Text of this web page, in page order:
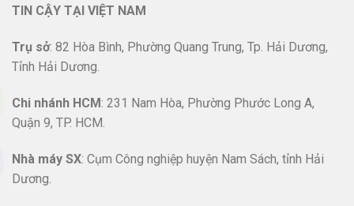
TIN CẬY TẠI VIỆT NAM
Trụ sở: 82 Hòa Bình, Phường Quang Trung, Tp. Hải Dương,
Tỉnh Hải Dương.
Chi nhánh HCM: 231 Nam Hòa, Phường Phước Long A,
Quận 9, TP. HCM.
Nhà máy SX: Cụm Công nghiệp huyện Nam Sách, tỉnh Hải
Dương.